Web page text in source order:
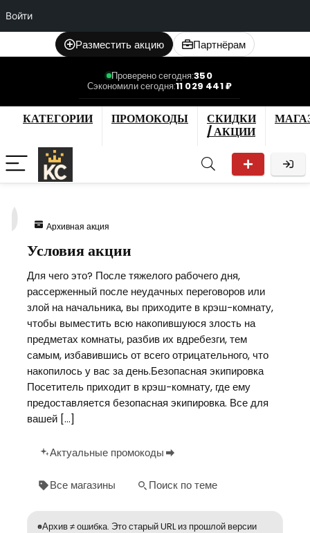
Войти
Разместить акцию Партнёрам
Проверено сегодня:350
Сэкономили сегодня:11 029 441 ₽
КАТЕГОРИИ ПРОМОКОДЫ
СКИДКИ
/ АКЦИИ
Архивная акция
Условия акции
Для чего это? После тяжелого рабочего дня,
рассерженный после неудачных переговоров или
злой на начальника, вы приходите в крэш-комнату,
чтобы выместить всю накопившуюся злость на
предметах комнаты, разбив их вдребезги, тем
самым, избавившись от всего отрицательного, что
накопилось у вас за день.Безопасная экипировка
Посетитель приходит в крэш-комнату, где ему
предоставляется безопасная экипировка. Все для
вашей […]
Актуальные промокоды
Все магазины Поиск по теме
Архив ≠ ошибка. Это старый URL из прошлой версии